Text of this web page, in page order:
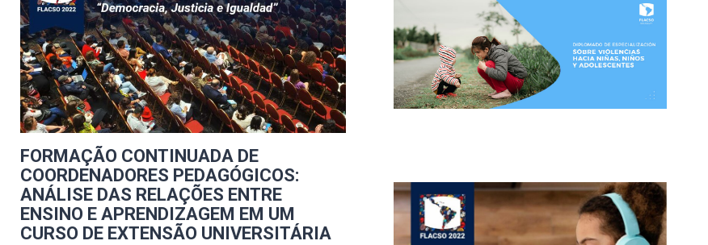
FORMAÇÃO CONTINUADA DE
COORDENADORES PEDAGÓGICOS:
ANÁLISE DAS RELAÇÕES ENTRE
ENSINO E APRENDIZAGEM EM UM
CURSO DE EXTENSÃO UNIVERSITÁRIA